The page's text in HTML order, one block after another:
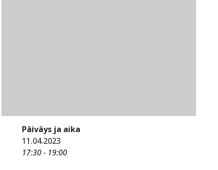
Päiväys ja aika
11.04.2023
17:30 - 19:00